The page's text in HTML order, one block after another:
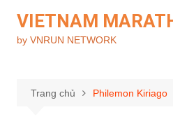
phần
VIETNAM
by VNRUN NETWORK
Trang chủ Philemon Kiriago